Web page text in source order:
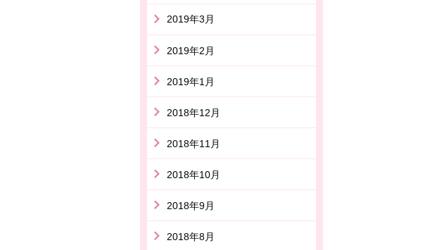
2019年3月
2019年2月
2019年1月
2018年12月
2018年11月
2018年10月
2018年9月
2018年8月